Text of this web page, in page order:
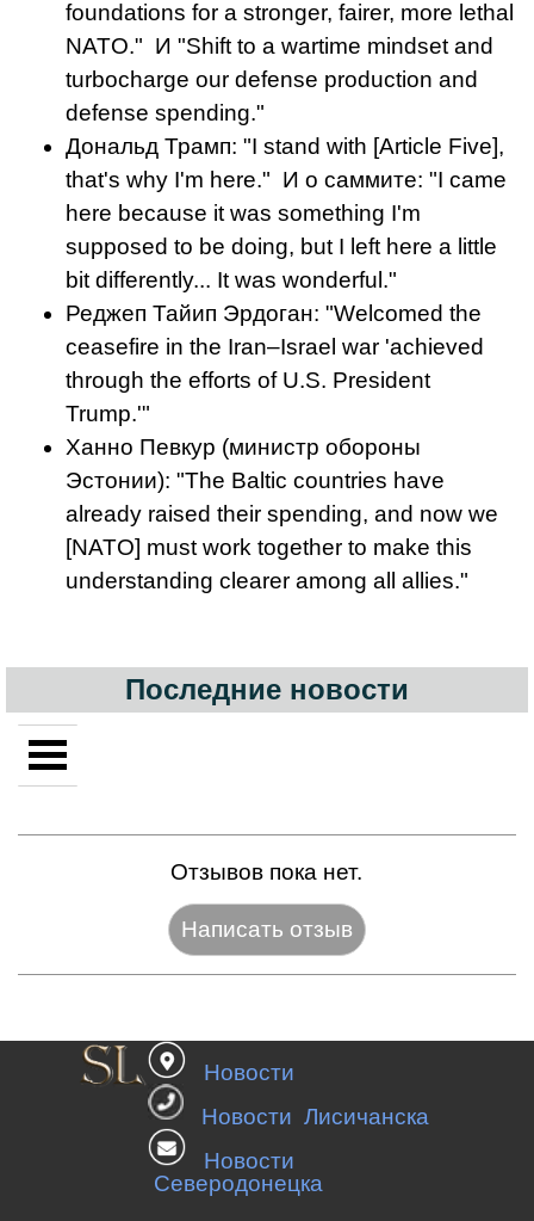
foundations for a stronger, fairer, more lethal
NATO." И "Shift to a wartime mindset and
turbocharge our defense production and
defense spending."
Дональд Трамп: "I stand with [Article Five],
that's why I'm here." И о саммите: "I came
here because it was something I'm
supposed to be doing, but I left here a little
bit differently... It was wonderful."
Реджеп Тайип Эрдоган: "Welcomed the
ceasefire in the Iran–Israel war 'achieved
through the efforts of U.S. President
Trump.'"
Ханно Певкур (министр обороны
Эстонии): "The Baltic countries have
already raised their spending, and now we
[NATO] must work together to make this
understanding clearer among all allies."
Последние новости
Отзывов пока нет.
Новости
Новости Лисичанска
Новости
Северодонецка